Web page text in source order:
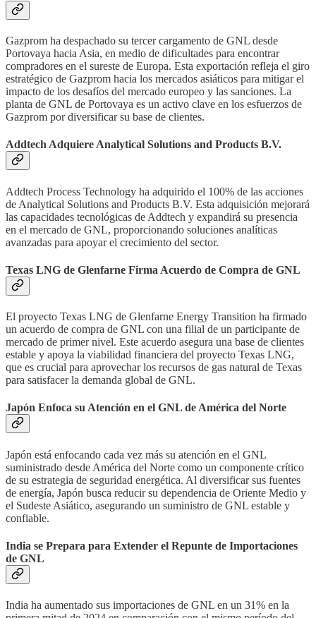
Gazprom ha despachado su tercer cargamento de GNL desde
Portovaya hacia Asia, en medio de dificultades para encontrar
compradores en el sureste de Europa. Esta exportación refleja el giro
estratégico de Gazprom hacia los mercados asiáticos para mitigar el
impacto de los desafíos del mercado europeo y las sanciones. La
planta de GNL de Portovaya es un activo clave en los esfuerzos de
Gazprom por diversificar su base de clientes.
Addtech Adquiere Analytical Solutions and Products B.V.
Addtech Process Technology ha adquirido el 100% de las acciones
de Analytical Solutions and Products B.V. Esta adquisición mejorará
las capacidades tecnológicas de Addtech y expandirá su presencia
en el mercado de GNL, proporcionando soluciones analíticas
avanzadas para apoyar el crecimiento del sector.
Texas LNG de Glenfarne Firma Acuerdo de Compra de GNL
El proyecto Texas LNG de Glenfarne Energy Transition ha firmado
un acuerdo de compra de GNL con una filial de un participante de
mercado de primer nivel. Este acuerdo asegura una base de clientes
estable y apoya la viabilidad financiera del proyecto Texas LNG,
que es crucial para aprovechar los recursos de gas natural de Texas
para satisfacer la demanda global de GNL.
Japón Enfoca su Atención en el GNL de América del Norte
Japón está enfocando cada vez más su atención en el GNL
suministrado desde América del Norte como un componente crítico
de su estrategia de seguridad energética. Al diversificar sus fuentes
de energía, Japón busca reducir su dependencia de Oriente Medio y
el Sudeste Asiático, asegurando un suministro de GNL estable y
confiable.
India se Prepara para Extender el Repunte de Importaciones
de GNL
India ha aumentado sus importaciones de GNL en un 31% en la